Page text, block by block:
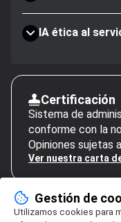
IA ética al
Certificación
Sistema de
conforme con la
Opiniones sujetas
Ver nuestra carta
Gestión de
Utilizamos cookies para